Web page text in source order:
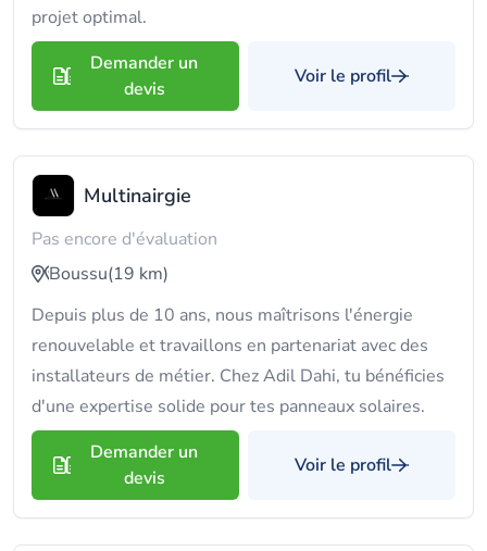
projet optimal.
Demander un
devis
Voir le profil
Multinairgie
Pas encore d'évaluation
Boussu(19 km)
Depuis plus de 10 ans, nous maîtrisons l'énergie
renouvelable et travaillons en partenariat avec des
installateurs de métier. Chez Adil Dahi, tu bénéficies
d'une expertise solide pour tes panneaux solaires.
Demander un
devis
Voir le profil